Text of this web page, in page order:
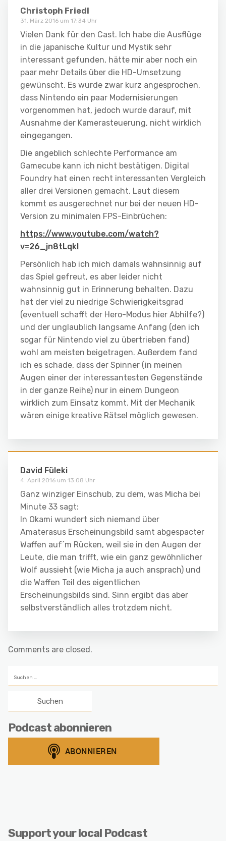
Christoph Friedl
31. März 2016 um 17:34 Uhr
Vielen Dank für den Cast. Ich habe die Ausflüge
in die japanische Kultur und Mystik sehr
interessant gefunden, hätte mir aber noch ein
paar mehr Details über die HD-Umsetzung
gewünscht. Es wurde zwar kurz angesprochen,
dass Nintendo ein paar Modernisierungen
vorgenommen hat, jedoch wurde darauf, mit
Ausnahme der Kamerasteuerung, nicht wirklich
eingegangen.
Die angeblich schlechte Performance am
Gamecube kann ich nicht bestätigen. Digital
Foundry hat einen recht interessanten Vergleich
aller drei Versionen gemacht. Laut diesem
kommt es ausgerechnet nur bei der neuen HD-
Version zu minimalen FPS-Einbrüchen:
https://www.youtube.com/watch?
v=26_jn8tLqkI
Persönlich hab ich mich damals wahnsinnig auf
das Spiel gefreut, es aber leider nicht
wahnsinnig gut in Erinnerung behalten. Dazu
hat der viel zu niedrige Schwierigkeitsgrad
(eventuell schafft der Hero-Modus hier Abhilfe?)
und der unglaublich langsame Anfang (den ich
sogar für Nintendo viel zu übertrieben fand)
wohl am meisten beigetragen. Außerdem fand
ich es schade, dass der Spinner (in meinen
Augen einer der interessantesten Gegenstände
in der ganze Reihe) nur in einem Dungeon
wirklich zum Einsatz kommt. Mit der Mechanik
wären einige kreative Rätsel möglich gewesen.
David Füleki
4. April 2016 um 13:08 Uhr
Ganz winziger Einschub, zu dem, was Micha bei
Minute 33 sagt:
In Okami wundert sich niemand über
Amaterasus Erscheinungsbild samt abgespacter
Waffen auf´m Rücken, weil sie in den Augen der
Leute, die man trifft, wie ein ganz gewöhnlicher
Wolf aussieht (wie Micha ja auch ansprach) und
die Waffen Teil des eigentlichen
Erscheinungsbilds sind. Sinn ergibt das aber
selbstverständlich alles trotzdem nicht.
Comments are closed.
nach:
Podcast abonnieren
Support your local Podcast